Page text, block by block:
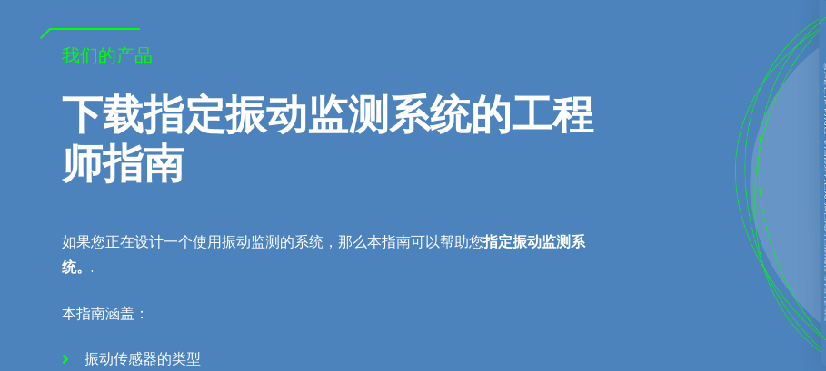
我们的产品
下载指定振动监测系统的工程
师指南
如果您正在设计一个使用振动监测的系统，那么本指南可以帮助您指定振动监测系
统。 .
本指南涵盖：
振动传感器的类型